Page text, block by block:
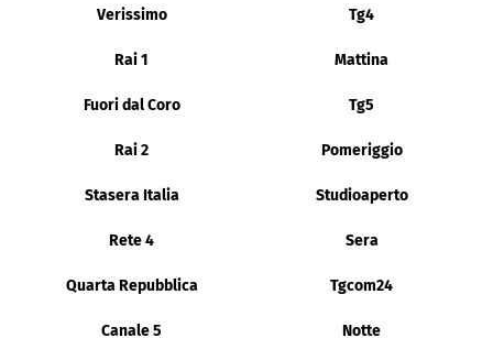
Verissimo Tg4
Rai 1 Mattina
Fuori dal Coro Tg5
Rai 2 Pomeriggio
Stasera Italia Studioaperto
Rete 4 Sera
Quarta Repubblica Tgcom24
Canale 5 Notte